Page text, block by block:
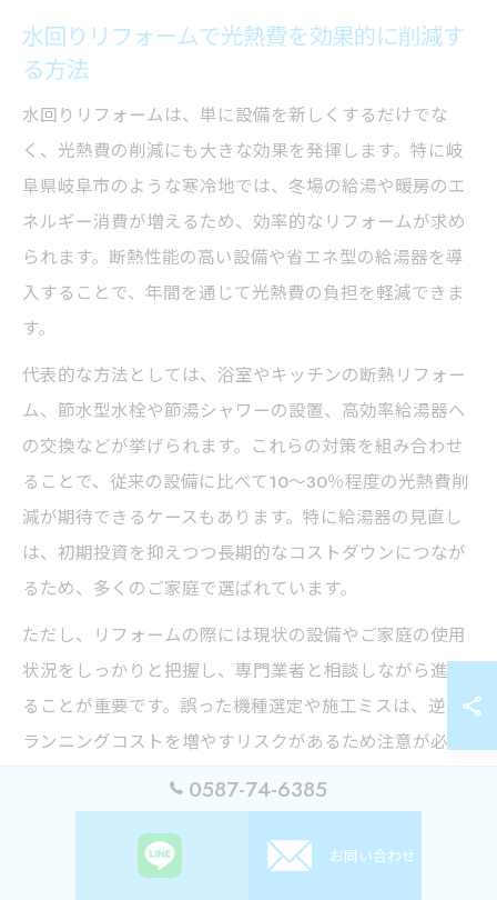
水回りリフォームで光熱費を効果的に削減す
る方法
水回りリフォームは、単に設備を新しくするだけでな
く、光熱費の削減にも大きな効果を発揮します。特に岐
阜県岐阜市のような寒冷地では、冬場の給湯や暖房のエ
ネルギー消費が増えるため、効率的なリフォームが求め
られます。断熱性能の高い設備や省エネ型の給湯器を導
入することで、年間を通じて光熱費の負担を軽減できま
す。
代表的な方法としては、浴室やキッチンの断熱リフォー
ム、節水型水栓や節湯シャワーの設置、高効率給湯器へ
の交換などが挙げられます。これらの対策を組み合わせ
ることで、従来の設備に比べて10～30％程度の光熱費削
減が期待できるケースもあります。特に給湯器の見直し
は、初期投資を抑えつつ長期的なコストダウンにつなが
るため、多くのご家庭で選ばれています。
ただし、リフォームの際には現状の設備やご家庭の使用
状況をしっかりと把握し、専門業者と相談しながら進め
ることが重要です。誤った機種選定や施工ミスは、逆に
ランニングコストを増やすリスクがあるため注意が必要
です。岐阜市で実績のあるリフォーム会社を選ぶこと
で、安心して効果的な省エネリフォームを実現できま
0587-74-6385
お問い合わせ